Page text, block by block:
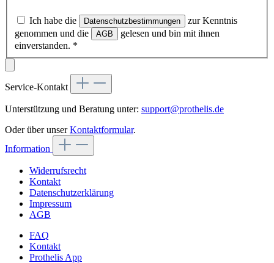
Ich habe die Datenschutzbestimmungen
zur Kenntnis
genommen und die
AGB
gelesen und bin mit ihnen
einverstanden. *
Service-Kontakt
Unterstützung und Beratung unter: support@prothelis.de
Oder über unserKontaktformular.
Information
Widerrufsrecht
Kontakt
Datenschutzerklärung
Impressum
AGB
FAQ
Kontakt
Prothelis App